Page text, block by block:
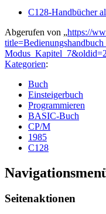
C128-Handbücher
Abgerufen von „https://
Kategorien:
Buch
Einsteigerbuch
Programmieren
BASIC-Buch
CP/M
1985
C128
Seitenaktionen